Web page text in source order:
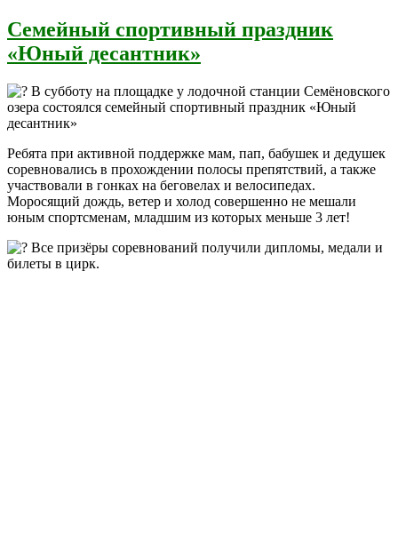
Cемейный спортивный праздник
«Юный десантник»
В субботу на площадке у лодочной станции Семёновского
озера состоялся семейный спортивный праздник «Юный
десантник»
Ребята при активной поддержке мам, пап, бабушек и дедушек
соревновались в прохождении полосы препятствий, а также
участвовали в гонках на беговелах и велосипедах.
Моросящий дождь, ветер и холод совершенно не мешали
юным спортсменам, младшим из которых меньше 3 лет!
Все призёры соревнований получили дипломы, медали и
билеты в цирк.